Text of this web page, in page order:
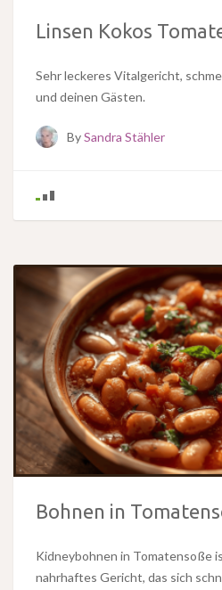
Linsen Kokos
Sehr leckeres Vitalgericht,
und deinen Gästen.
BySandra Stähler
Bohnen in
Kidneybohnen in Tomatensoße
nahrhaftes Gericht, das sich